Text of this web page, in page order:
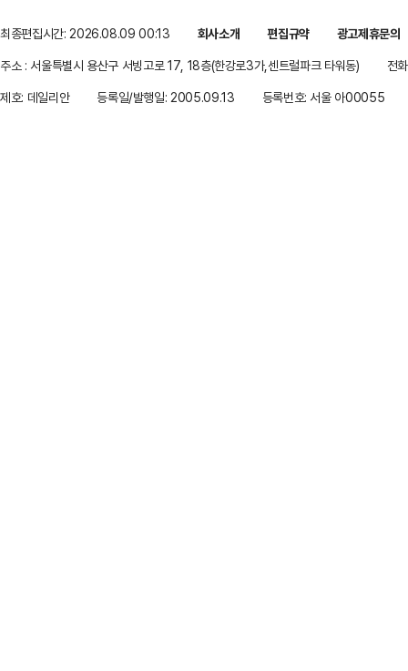
최종편집시간: 2026.08.09 00:13 회사소개 편집규약
광고제휴문의
주소 : 서울특별시 용산구 서빙고로 17, 18층(한강로3가,센트럴파크 타워동)
전
제호: 데일리안
등록일/발행일: 2005.09.13 등록번호: 서울 아00055